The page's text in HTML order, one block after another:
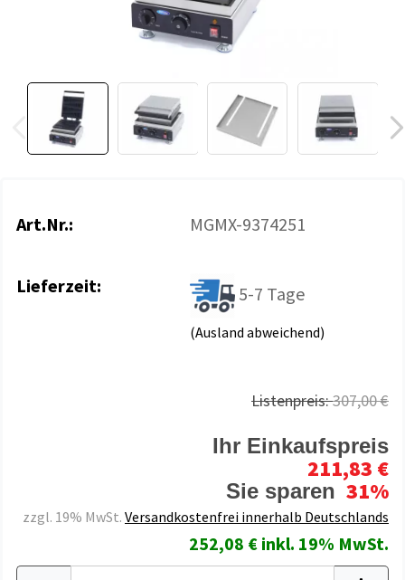
Art.Nr.: MGMX-9374251
Lieferzeit: 5-7 Tage
(Ausland abweichend)
Listenpreis:307,00 €
Ihr Einkaufspreis
211,83 €
Sie sparen 31%
zzgl. 19% MwSt. Versandkostenfrei innerhalb Deutschlands
252,08 € inkl. 19% MwSt.